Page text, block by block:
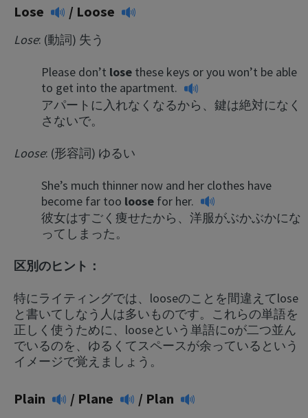
Lose / Loose
Lose: (動詞) 失う
Please don’t lose these keys or you won’t be able
to get into the apartment.
アパートに入れなくなるから、鍵は絶対になく
さないで。
Loose: (形容詞) ゆるい
She’s much thinner now and her clothes have
become far too loose for her.
彼女はすごく痩せたから、洋服がぶかぶかにな
ってしまった。
区別のヒント：
特にライティングでは、looseのことを間違えてlose
と書いてしなう人は多いものです。これらの単語を
正しく使うために、looseという単語にoが二つ並ん
でいるのを、ゆるくてスペースが余っているという
イメージで覚えましょう。
Plain / Plane / Plan